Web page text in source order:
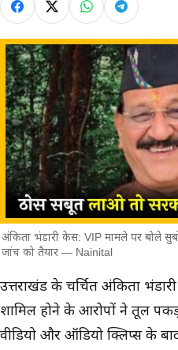
अंकिता भंडारी केस: VIP मामले पर बोले
जांच को तैयार — Nainital
मुख्य समाचार
उत्तराखंड के चर्चित अंकिता
शामिल होने के आरोपों ने तूल
वीडियो और ऑडियो क्लिप्स के